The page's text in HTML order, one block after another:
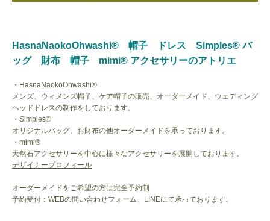
HasnaNaokoOhwashi®︎ 帽子 ドレス Simples®︎ バ
ッグ 財布 帽子 mimi®︎ アクセサリーのアトリエ
・HasnaNaokoOhwashi®︎
メンズ、ウィメンズ帽子、ケア帽子の販売、オーダーメイド、ウェディング
ヘッドドレスの制作をしております。
・Simples®︎
オリジナルバッグ、お財布の他オーダーメイドを承っております。
・mimi®︎
天然石アクセサリーを中心に様々なアクセサリーを展開しております。
デザイナープロフィール
オーダーメイドをご希望の方は完全予約制
予約受付：WEBの問い合わせフォーム、LINEにて承っております。